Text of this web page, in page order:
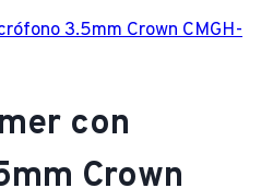
con
Crown